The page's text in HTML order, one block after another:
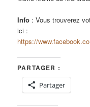
Info : Vous trouverez
ici :
https://
PARTAGER :
Partager